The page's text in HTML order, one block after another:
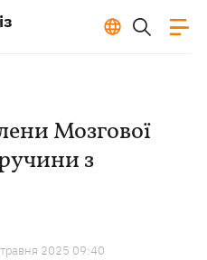
Мозгової
з
2025 09:40